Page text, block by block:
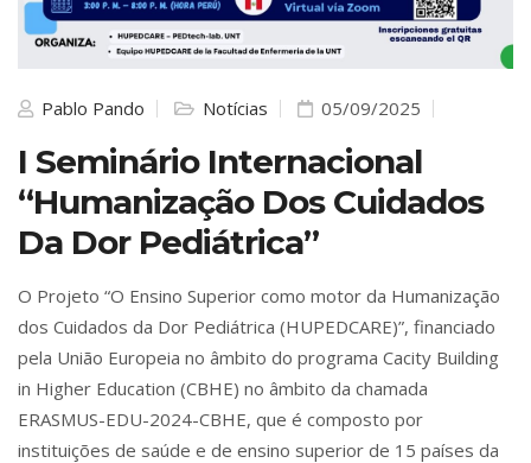
Pablo Pando Notícias 05/09/2025
I Seminário Internacional
“Humanização Dos Cuidados
Da Dor Pediátrica”
O Projeto “O Ensino Superior como motor da Humanização
dos Cuidados da Dor Pediátrica (HUPEDCARE)”, financiado
pela União Europeia no âmbito do programa Cacity Building
in Higher Education (CBHE) no âmbito da chamada
ERASMUS-EDU-2024-CBHE, que é composto por
instituições de saúde e de ensino superior de 15 países da